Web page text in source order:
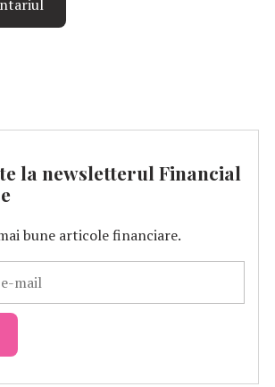
la newsletterul Financial
bune articole financiare.